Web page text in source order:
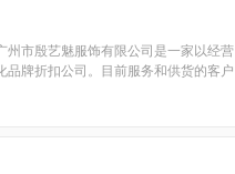
市殷艺魅服饰有限公司是一家以经营
牌折扣公司。目前服务和供货的客户